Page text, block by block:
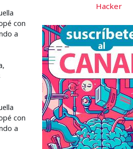
con
a
con
a
Hacker